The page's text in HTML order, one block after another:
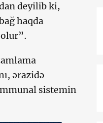
deyilib ki,
haqda
ərazidə
sistemin